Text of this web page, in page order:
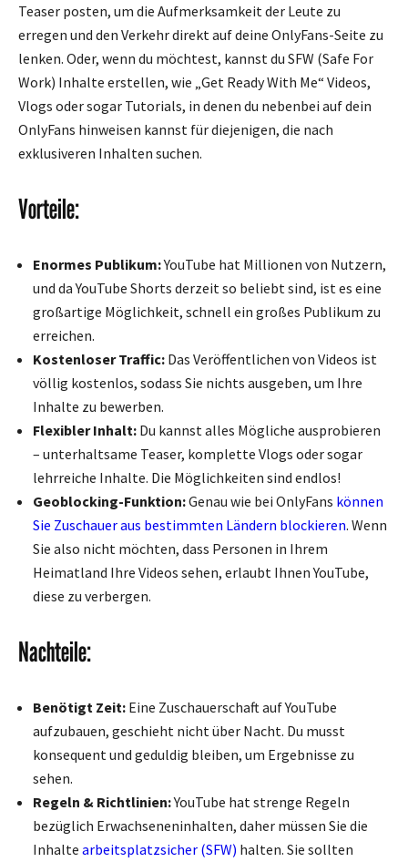
Teaser posten, um die Aufmerksamkeit der Leute zu
erregen und den Verkehr direkt auf deine OnlyFans-Seite zu
lenken. Oder, wenn du möchtest, kannst du SFW (Safe For
Work) Inhalte erstellen, wie „Get Ready With Me“ Videos,
Vlogs oder sogar Tutorials, in denen du nebenbei auf dein
OnlyFans hinweisen kannst für diejenigen, die nach
exklusiveren Inhalten suchen.
Vorteile:
Enormes Publikum:YouTube hat Millionen von Nutzern,
und da YouTube Shorts derzeit so beliebt sind, ist es eine
großartige Möglichkeit, schnell ein großes Publikum zu
erreichen.
Kostenloser Traffic: Das Veröffentlichen von Videos ist
völlig kostenlos, sodass Sie nichts ausgeben, um Ihre
Inhalte zu bewerben.
Flexibler Inhalt: Du kannst alles Mögliche ausprobieren
– unterhaltsame Teaser, komplette Vlogs oder sogar
lehrreiche Inhalte. Die Möglichkeiten sind endlos!
Geoblocking-Funktion:Genau wie bei OnlyFans können
Sie Zuschauer aus bestimmten Ländern blockieren. Wenn
Sie also nicht möchten, dass Personen in Ihrem
Heimatland Ihre Videos sehen, erlaubt Ihnen YouTube,
diese zu verbergen.
Nachteile:
Benötigt Zeit: Eine Zuschauerschaft auf YouTube
aufzubauen, geschieht nicht über Nacht. Du musst
konsequent und geduldig bleiben, um Ergebnisse zu
sehen.
Regeln & Richtlinien:YouTube hat strenge Regeln
bezüglich Erwachseneninhalten, daher müssen Sie die
Inhalte arbeitsplatzsicher (SFW) halten. Sie sollten